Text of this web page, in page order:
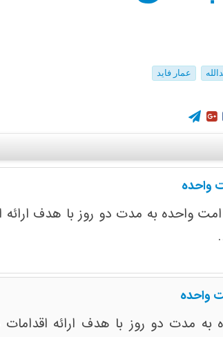
عمار فاید
 
واحده
امت واحده به مدت دو روز با هدف
واحده
به مدت دو روز با هدف ارائه